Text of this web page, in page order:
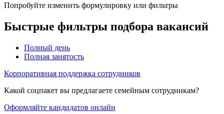
Попробуйте изменить формулировку или фильтры
Быстрые фильтры подбора вакансий
Полный день
Полная занятость
Корпоративная поддержка сотрудников
Какой соцпакет вы предлагаете семейным сотрудникам?
Оформляйте кандидатов онлайн